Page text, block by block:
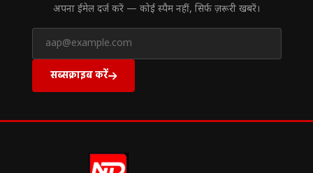
अपना ईमेल दर्ज करें — कोई स्पैम नहीं, सिर्फ ज़रूरी खबरें।
सब्सक्राइब करें